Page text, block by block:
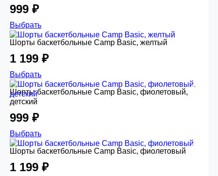
999 ₽
Выбрать
Шорты баскетбольные Camp Basic, желтый
1 199 ₽
Выбрать
Шорты баскетбольные Camp Basic, фиолетовый,
детский
999 ₽
Выбрать
Шорты баскетбольные Camp Basic, фиолетовый
1 199 ₽